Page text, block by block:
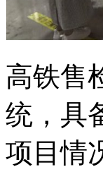
高铁售
统，具
项目情